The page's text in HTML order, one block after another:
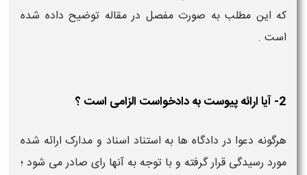
که این مطلب به صورت مفصل در مقاله توضیح داده شده
است .
2- آیا ارائه پیوست به دادخواست الزامی است ؟
هرگونه دعوا در دادگاه ها به استناد اسناد و مدارک ارائه شده
مورد رسیدگی قرار گرفته و با توجه به آنها رای صادر می شود ؛